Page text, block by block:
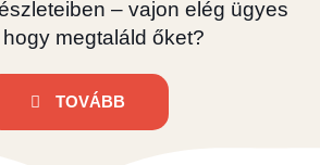
– vajon elég ügyes
megtaláld őket?
TOVÁBB